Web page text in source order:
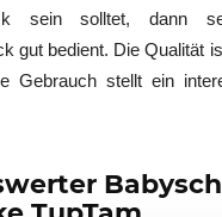
sein solltet, dann
gut bedient. Die Qualität
Gebrauch stellt ein